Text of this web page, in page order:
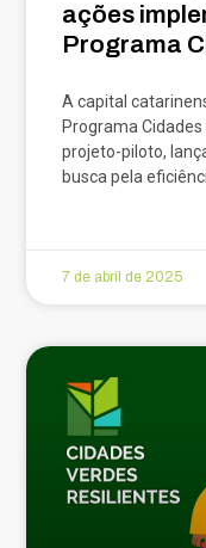
ações
Programa
A capital
Programa
projeto-piloto,
busca pela
7 de abril de 2025